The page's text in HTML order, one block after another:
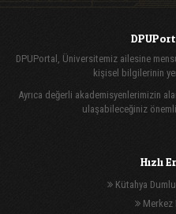
DPUPortal, Üniversitemiz ailesine
kişisel bilgilerinin
Ayrıca değerli akademisyenlerimizin
ulaşabileceğiniz
Hızlı
Kütahya
Merkez